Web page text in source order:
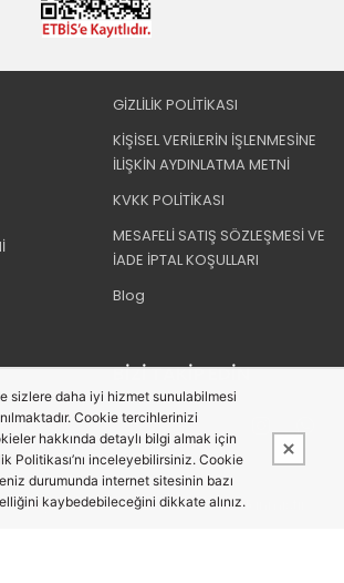
GİZLİLİK POLİTİKASI
KİŞİSEL VERİLERİN İŞLENMESİNE
İLİŞKİN AYDINLATMA METNİ
KVKK POLİTİKASI
MESAFELİ SATIŞ SÖZLEŞMESİ VE
İADE İPTAL KOŞULLARI
Blog
BIZI TAKIP EDIN
Entegre E-ticaret Sistemi ile hazırlanmıştır.
sizlere daha iyi hizmet sunulabilmesi
Cookie tercihlerinizi
hakkında detaylı bilgi almak için
Politikası’nı inceleyebilirsiniz. Cookie
durumunda internet sitesinin bazı
kaybedebileceğini dikkate alınız.